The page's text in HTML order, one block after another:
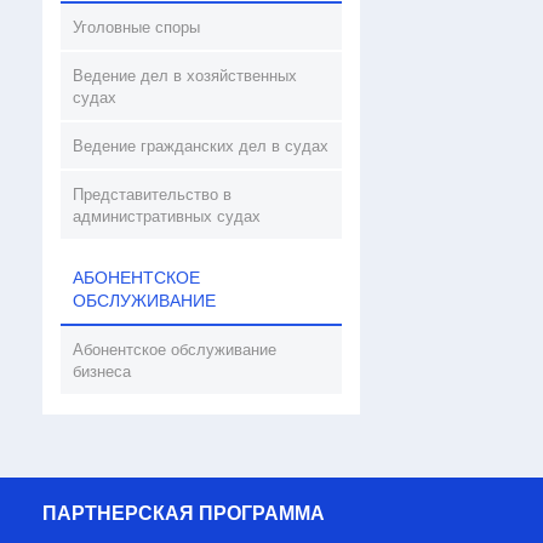
Уголовные споры
Ведение дел в хозяйственных
судах
Ведение гражданских дел в судах
Представительство в
административных судах
АБОНЕНТСКОЕ
ОБСЛУЖИВАНИЕ
Абонентское обслуживание
бизнеса
ПАРТНЕРСКАЯ ПРОГРАММА